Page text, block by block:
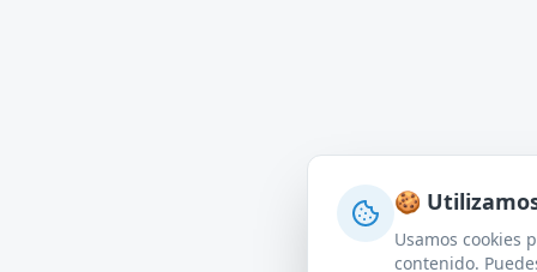
🍪
Usamos cookies
contenido.